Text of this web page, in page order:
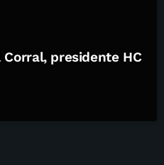
presidente HC